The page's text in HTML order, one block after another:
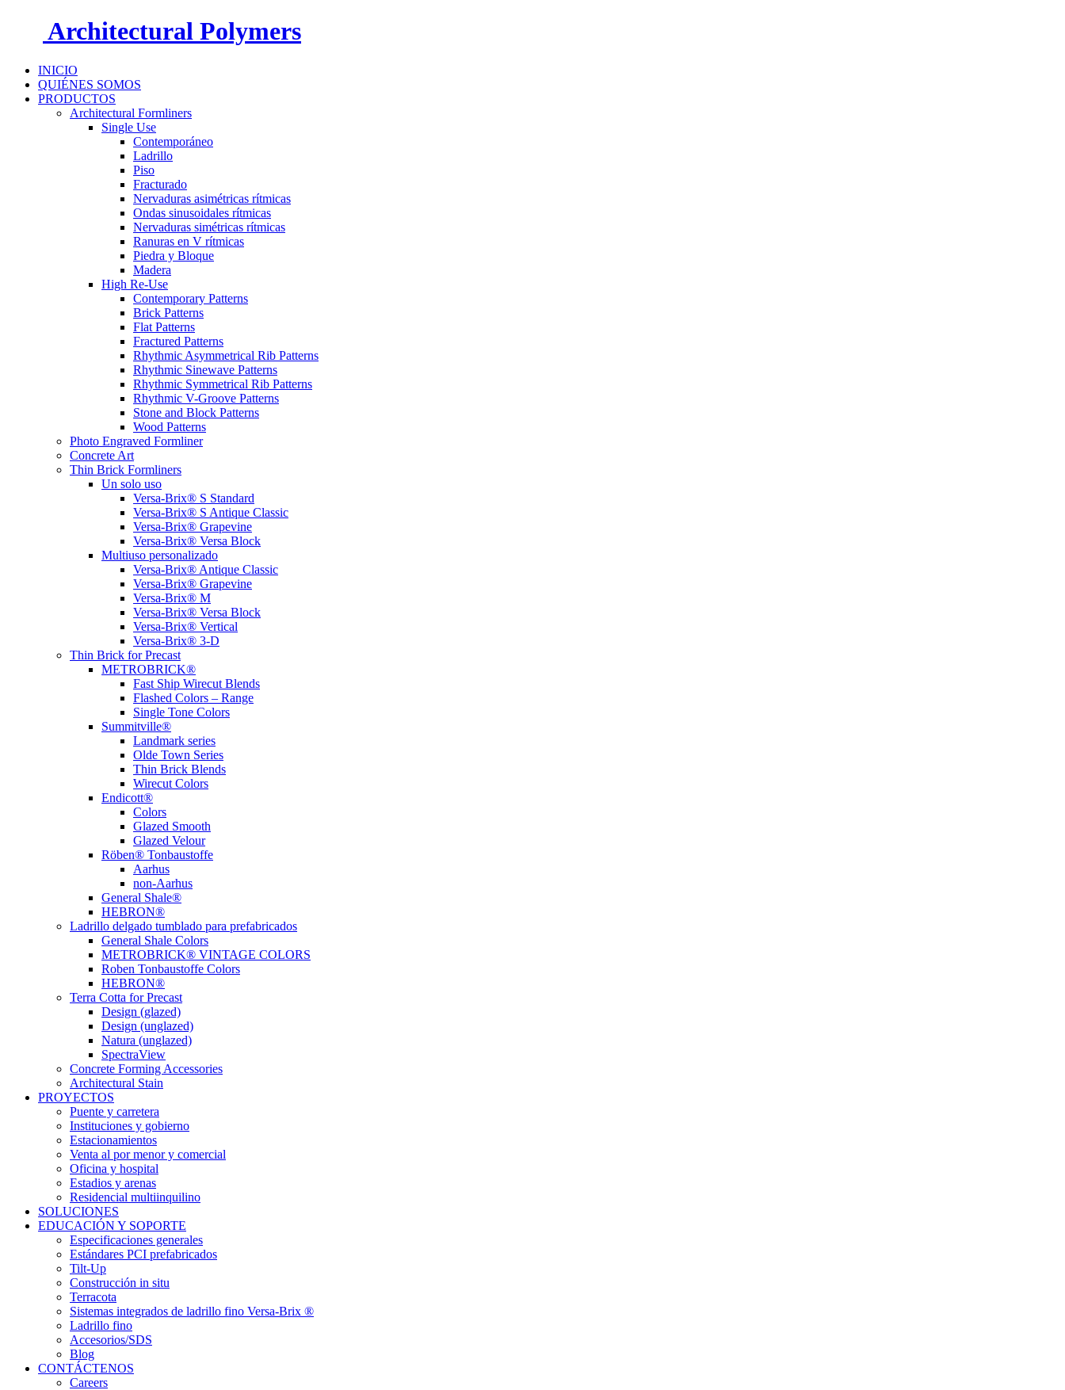
Architectural Polymers
INICIO
QUIÉNES SOMOS
PRODUCTOS
Architectural Formliners
Single Use
Contemporáneo
Ladrillo
Piso
Fracturado
Nervaduras asimétricas rítmicas
Ondas sinusoidales rítmicas
Nervaduras simétricas rítmicas
Ranuras en V rítmicas
Piedra y Bloque
Madera
High Re-Use
Contemporary Patterns
Brick Patterns
Flat Patterns
Fractured Patterns
Rhythmic Asymmetrical Rib Patterns
Rhythmic Sinewave Patterns
Rhythmic Symmetrical Rib Patterns
Rhythmic V-Groove Patterns
Stone and Block Patterns
Wood Patterns
Photo Engraved Formliner
Concrete Art
Thin Brick Formliners
Un solo uso
Versa-Brix® S Standard
Versa-Brix® S Antique Classic
Versa-Brix® Grapevine
Versa-Brix® Versa Block
Multiuso personalizado
Versa-Brix® Antique Classic
Versa-Brix® Grapevine
Versa-Brix® M
Versa-Brix® Versa Block
Versa-Brix® Vertical
Versa-Brix® 3-D
Thin Brick for Precast
METROBRICK®
Fast Ship Wirecut Blends
Flashed Colors – Range
Single Tone Colors
Summitville®
Landmark series
Olde Town Series
Thin Brick Blends
Wirecut Colors
Endicott®
Colors
Glazed Smooth
Glazed Velour
Röben® Tonbaustoffe
Aarhus
non-Aarhus
General Shale®
HEBRON®
Ladrillo delgado tumblado para prefabricados
General Shale Colors
METROBRICK® VINTAGE COLORS
Roben Tonbaustoffe Colors
HEBRON®
Terra Cotta for Precast
Design (glazed)
Design (unglazed)
Natura (unglazed)
SpectraView
Concrete Forming Accessories
Architectural Stain
PROYECTOS
Puente y carretera
Instituciones y gobierno
Estacionamientos
Venta al por menor y comercial
Oficina y hospital
Estadios y arenas
Residencial multiinquilino
SOLUCIONES
EDUCACIÓN Y SOPORTE
Especificaciones generales
Estándares PCI prefabricados
Tilt-Up
Construcción in situ
Terracota
Sistemas integrados de ladrillo fino Versa-Brix ®
Ladrillo fino
Accesorios/SDS
Blog
CONTÁCTENOS
Careers